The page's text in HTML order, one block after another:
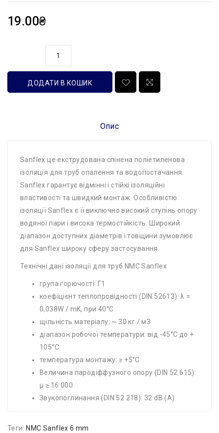
19.00₴
ДОДАТИ В КОШИК
Опис
Sanflex це екструдована спінена поліетиленова
ізоляція для труб опалення та водопостачання.
Sanflex гарантує відмінні і стійкі ізоляційні
властивості та швидкий монтаж. Особливістю
ізоляції Sanflex є її виключно високий ступінь опору
водяної пари і висока термостійкість. Широкий
діапазон доступних діаметрів і товщини зумовлює
для Sanflex широку сферу застосування.
Технічні дані ізоляції для труб NMC Sanflex
група горючості: Г1
коефіцієнт теплопровідності (DIN 52613): λ =
0,038W / mK, при 40°C
щільність матеріалу: ~ 30 кг / м3
діапазон робочої температури: від -45°C до +
105°C
температура монтажу: ≥ +5°C
Величина пародіффузного опору (DIN 52 615):
μ ≥ 16 000
Звукопоглинання (DIN 52 218): 32 dB (A)
Теги: NMC Sanflex 6 mm